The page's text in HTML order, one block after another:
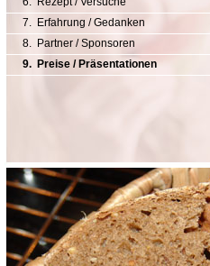
7. Erfahrung / Gedanken
8. Partner / Sponsoren
9. Preise / Präsentationen